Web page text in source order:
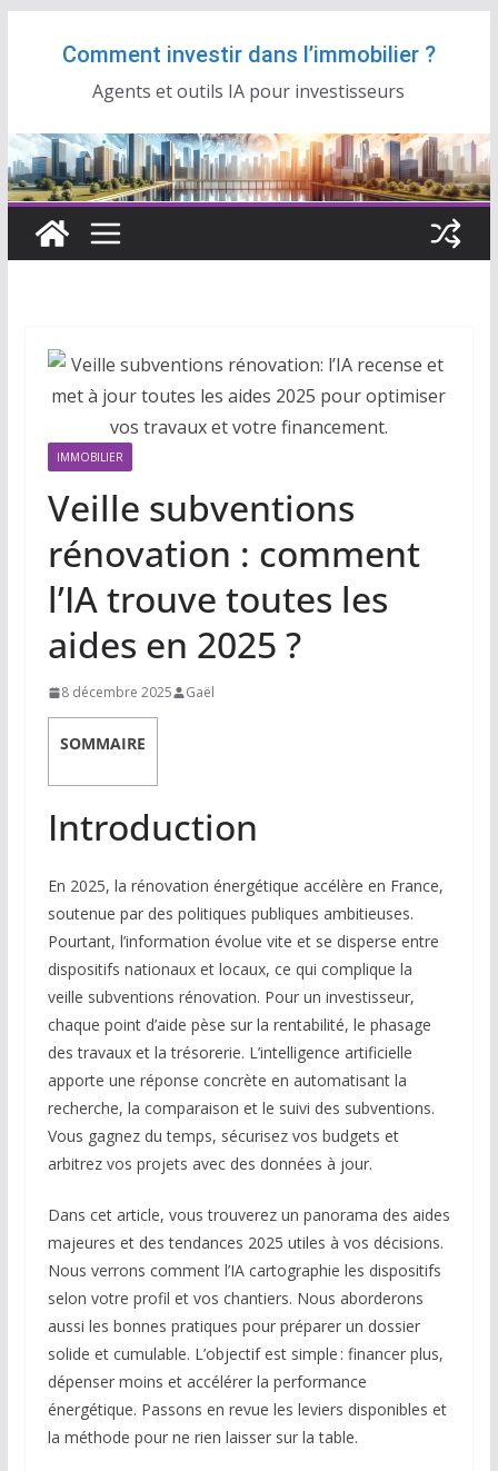
Comment investir dans l’immobilier ?
Agents et outils IA pour investisseurs
IMMOBILIER
Veille subventions
rénovation : comment
l’IA trouve toutes les
aides en 2025 ?
8 décembre 2025 Gaël
SOMMAIRE
Introduction
En 2025, la rénovation énergétique accélère en France,
soutenue par des politiques publiques ambitieuses.
Pourtant, l’information évolue vite et se disperse entre
dispositifs nationaux et locaux, ce qui complique la
veille subventions rénovation. Pour un investisseur,
chaque point d’aide pèse sur la rentabilité, le phasage
des travaux et la trésorerie. L’intelligence artificielle
apporte une réponse concrète en automatisant la
recherche, la comparaison et le suivi des subventions.
Vous gagnez du temps, sécurisez vos budgets et
arbitrez vos projets avec des données à jour.
Dans cet article, vous trouverez un panorama des aides
majeures et des tendances 2025 utiles à vos décisions.
Nous verrons comment l’IA cartographie les dispositifs
selon votre profil et vos chantiers. Nous aborderons
aussi les bonnes pratiques pour préparer un dossier
solide et cumulable. L’objectif est simple : financer plus,
dépenser moins et accélérer la performance
énergétique. Passons en revue les leviers disponibles et
la méthode pour ne rien laisser sur la table.